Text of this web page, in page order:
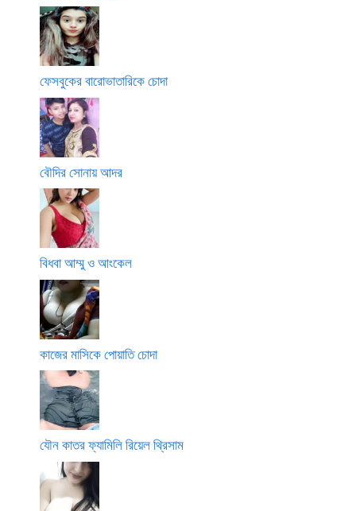
ফেসবুকের বারোভাতারিকে চোদা
বৌদির সোনায় আদর
বিধবা আম্মু ও আংকেল
কাজের মাসিকে পোয়াতি চোদা
যৌন কাতর ফ্যামিলি রিয়েল থ্রিসাম